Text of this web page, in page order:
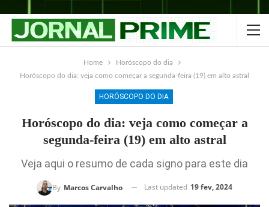
Home
Horóscopo do dia
Horóscopo do dia: veja como começar a segunda-feira (19) em alto astral
HORÓSCOPO DO DIA
Horóscopo do dia: veja como começar a
segunda-feira (19) em alto astral
Veja aqui o resumo de cada signo para este dia
By Marcos Carvalho Last updated 19 fev, 2024